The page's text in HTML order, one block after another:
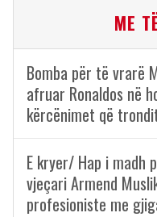
ME
Bomba për të vrarë
afruar Ronaldos në
kërcënimet që
E kryer/ Hap i madh
vjeçari Armend
profesioniste me